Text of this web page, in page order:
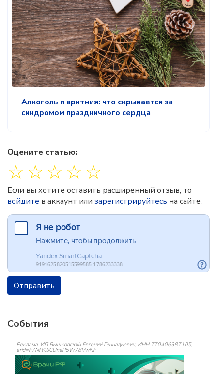
Алкоголь и аритмия: что скрывается за
синдромом праздничного сердца
Оцените статью:
☆
☆
☆
☆
☆
Если вы хотите оставить расширенный отзыв, то
войдите в аккаунт или зарегистрируйтесь на сайте.
Отправить
События
Реклама: ИП Вышковский Евгений Геннадьевич, ИНН 770406387105,
erid=F7NfYUJCUneP5W78VwNF